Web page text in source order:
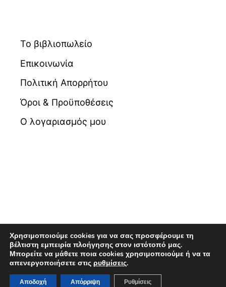
Το βιβλιοπωλείο
Επικοινωνία
Πολιτική Απορρήτου
Όροι & Προϋποθέσεις
Ο λογαριασμός μου
© 2026 Βιβλιοπωλείο Maldoror | Powered by
Pixellas
Χρησιμοποιούμε cookies για να σας προσφέρουμε τη
βέλτιστη εμπειρία πλοήγησης στον ιστότοπό μας.
Μπορείτε να μάθετε ποια cookies χρησιμοποιούμε ή να τα
απενεργοποιήσετε στις ρυθμίσεις.
Αποδοχή Απόρριψη Ρυθμίσεις